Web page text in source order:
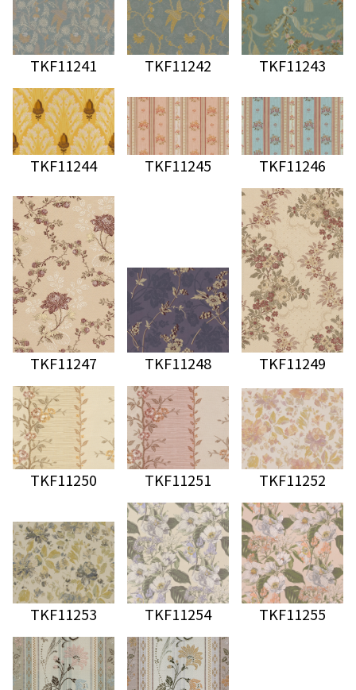
TKF11241 TKF11242 TKF11243
TKF11244 TKF11245 TKF11246
TKF11247 TKF11248 TKF11249
TKF11250 TKF11251 TKF11252
TKF11253 TKF11254 TKF11255